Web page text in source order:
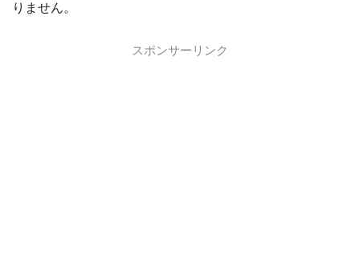
りません。
スポンサーリンク